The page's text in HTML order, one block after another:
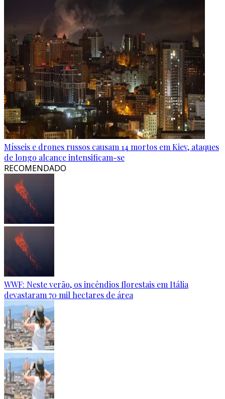
Mísseis e drones russos causam 14 mortos em Kiev, ataques
de longo alcance intensificam-se
RECOMENDADO
WWF: Neste verão, os incêndios florestais em Itália
devastaram 70 mil hectares de área